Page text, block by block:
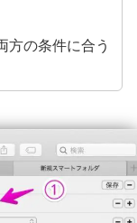
方の条件に合う